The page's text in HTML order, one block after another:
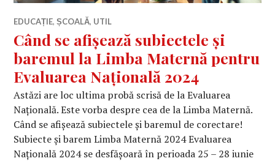
EDUCAȚIE,ȘCOALĂ, UTIL
Când se afișează subiectele și
baremul la Limba Maternă pentru
Evaluarea Națională 2024
Astăzi are loc ultima probă scrisă de la Evaluarea
Națională. Este vorba despre cea de la Limba Maternă.
Când se afișează subiectele și baremul de corectare!
Subiecte și barem Limba Maternă 2024 Evaluarea
Națională 2024 se desfășoară în perioada 25 – 28 iunie